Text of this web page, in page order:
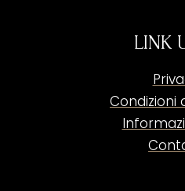
LINK
Condizioni